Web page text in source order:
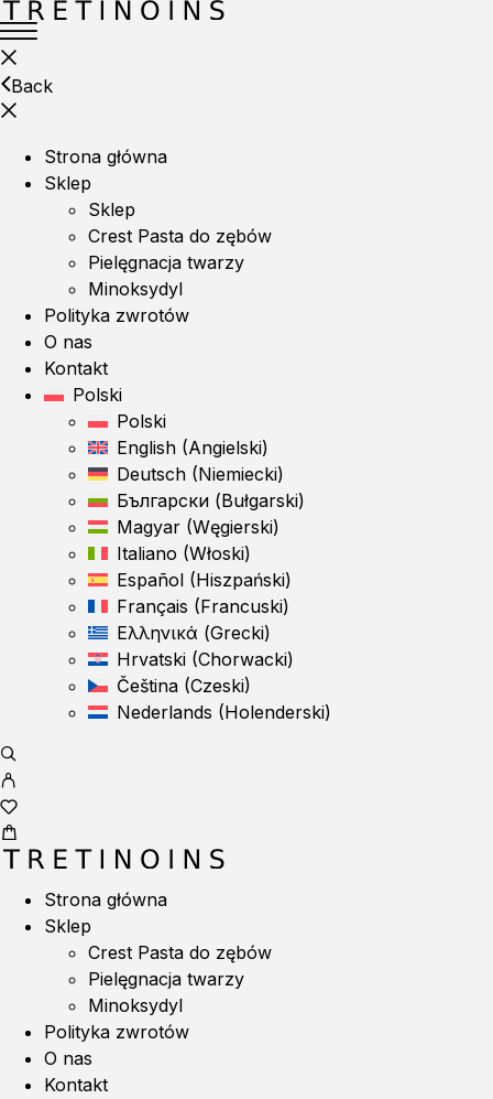
Back
Strona główna
Sklep
Sklep
Crest Pasta do zębów
Pielęgnacja twarzy
Minoksydyl
Polityka zwrotów
O nas
Kontakt
Polski
Polski
English (Angielski)
Deutsch (Niemiecki)
Български (Bułgarski)
Magyar (Węgierski)
Italiano (Włoski)
Español (Hiszpański)
Français (Francuski)
Ελληνικά (Grecki)
Hrvatski (Chorwacki)
Čeština (Czeski)
Nederlands (Holenderski)
Strona główna
Sklep
Crest Pasta do zębów
Pielęgnacja twarzy
Minoksydyl
Polityka zwrotów
O nas
Kontakt